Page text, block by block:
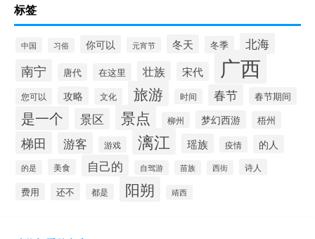
标签
中国 习俗 你可以 元宵节 冬天 冬季 北海
南宁 唐代 在这里 壮族 宋代 广西
您可以 攻略 文化 旅游 时间 春节 春节期间
是一个 景区 景点 柳州 梦幻西游 梧州
梯田 游客 游戏 漓江 瑶族 疫情 的人
的是 美食 自己的 自驾游 苗族 西街 诗人
费用 还不 都是 阳朔 靖西